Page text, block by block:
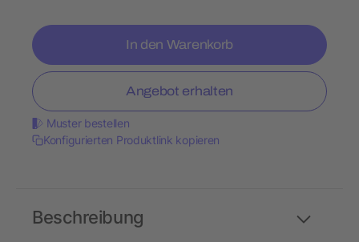
In den Warenkorb
Angebot erhalten
Muster bestellen
Konfigurierten Produktlink kopieren
Beschreibung